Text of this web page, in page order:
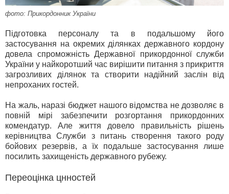
фото: Прикордонник України
Підготовка персоналу та в подальшому його
застосування на окремих ділянках державного кордону
довела спроможність Державної прикордонної служби
України у найкоротший час вирішити питання з прикриття
загрозливих ділянок та створити надійний заслін від
непроханих гостей.
На жаль, наразі бюджет нашого відомства не дозволяє в
повній мірі забезпечити розгортання прикордонних
комендатур. Але життя довело правильність рішень
керівництва Служби з питань створення такого роду
бойових резервів, а їх подальше застосування лише
посилить захищеність державного рубежу.
Переоцінка цнностей